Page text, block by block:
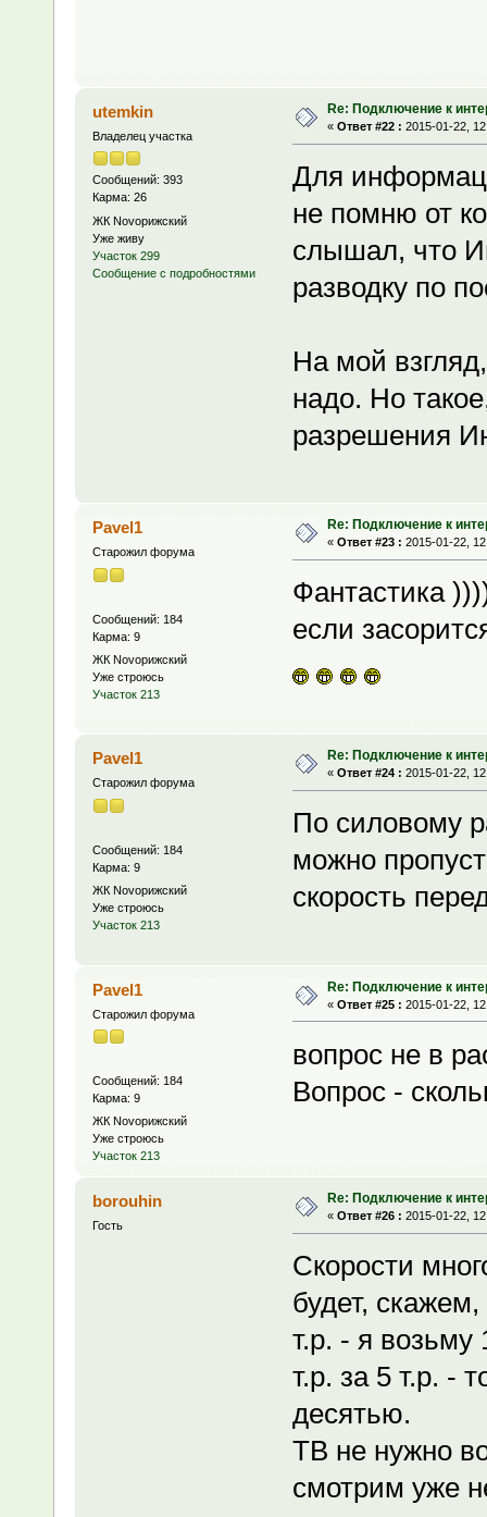
utemkin
Владелец участка
Сообщений: 393
Карма: 26
ЖК Novoрижский
Уже живу
Участок 299
Сообщение с подробностями
Re: Подключение к
« Ответ #22 : 2015-01-22,
Для
не помню от
слышал, что
разводку по
На мой
надо. Но
разрешения
Pavel1
Старожил форума
Сообщений: 184
Карма: 9
ЖК Novoрижский
Уже строюсь
Участок 213
Re: Подключение к
« Ответ #23 : 2015-01-22,
Фантастика
если
Pavel1
Старожил форума
Сообщений: 184
Карма: 9
ЖК Novoрижский
Уже строюсь
Участок 213
Re: Подключение к
« Ответ #24 : 2015-01-22,
По силовому
можно
скорость
Pavel1
Старожил форума
Сообщений: 184
Карма: 9
ЖК Novoрижский
Уже строюсь
Участок 213
Re: Подключение к
« Ответ #25 : 2015-01-22,
вопрос не в
Вопрос -
borouhin
Гость
Re: Подключение к
« Ответ #26 : 2015-01-22,
Скорости
будет,
т.р. - я возьму
т.р. за 5 т.р. -
десятью.
ТВ не нужно
смотрим уже